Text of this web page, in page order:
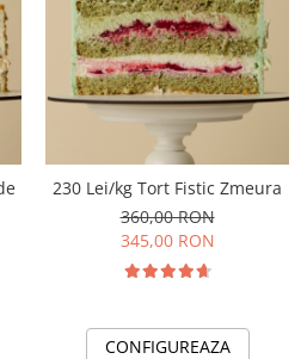
230 Lei/kg Tort Fistic Zmeura
360,00 RON
345,00 RON
CONFIGUREAZA